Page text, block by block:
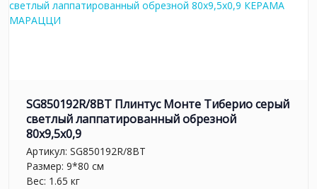
SG850192R/8BT Плинтус Монте Тиберио серый
светлый лаппатированный обрезной
80x9,5x0,9
Артикул: SG850192R/8BT
Размер: 9*80 см
Вес: 1.65 кг